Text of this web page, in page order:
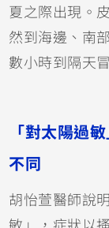
夏之際出現。
然到海邊、南
數小時到隔天
「對太陽過
不同
胡怡萱醫師說